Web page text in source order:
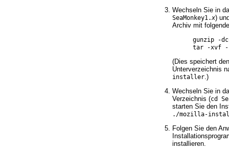
Wechseln Sie in
SeaMonkey1.x)
Archiv mit
gunzip -
tar -xvf -
(Dies speichert
Unterverzeichnis
installer.)
Wechseln Sie in
Verzeichnis (cd
starten Sie den
./mozilla-
Folgen Sie den
installieren.